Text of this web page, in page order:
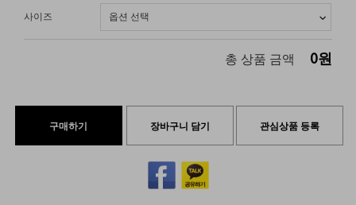
사이즈
총 상품 금액 0원
구매하기 장바구니 담기 관심상품 등록